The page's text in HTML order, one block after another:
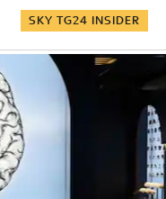
SKY TG24 INSIDER